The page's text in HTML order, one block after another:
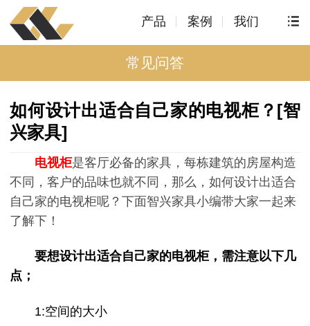
产品 案例 我们
常见问答
如何设计出适合自己家的电视柜？[智
兴家具]
电视柜是客厅必备的家具，每栋建筑的房屋构造
不同，客户的品味也就不同，那么，如何设计出适合
自己家的电视柜呢？下面智兴家具小编带大家一起来
了解下！
要想设计出适合自己家的电视柜，需注意以下几
点；
1:空间的大小